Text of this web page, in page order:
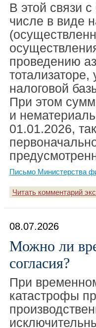
В этой связи
числе в виде
проведению
налоговой
При этом
и
01.01.2026,
Письмо Министерства
Читать комментарий
08.07.2026
Можно ли
согласия?
При
катастрофы